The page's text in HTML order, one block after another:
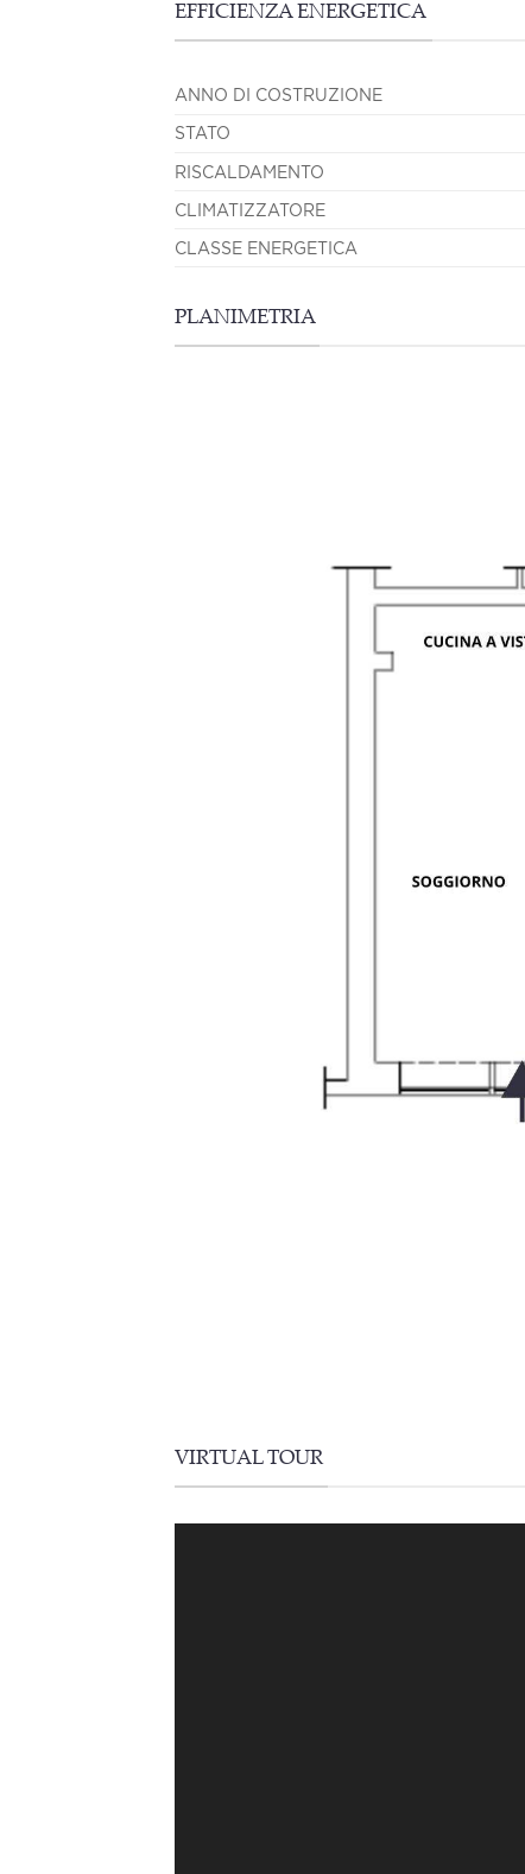
EFFICIENZA ENERGETICA
ANNO DI COSTRUZIONE
STATO
RISCALDAMENTO
CLIMATIZZATORE
CLASSE ENERGETICA
PLANIMETRIA
VIRTUAL TOUR